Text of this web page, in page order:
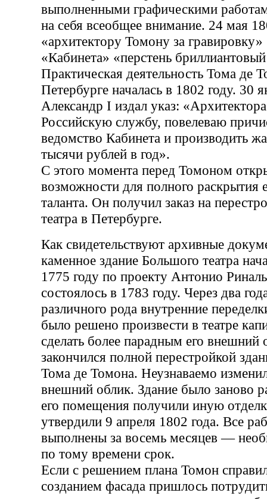
выполненными графическими
на себя всеобщее внимание. 24 мая
«архитектору Томону за
«Кабинета» «перстень
Практическая деятельность Тома де
Петербурге началась в 1802 году. 30
Александр I издал указ:
Российскую службу, повелеваю
ведомство Кабинета и производить
тысячи рублей в год».
С этого момента перед Томоном
возможности для полного раскрытия
таланта. Он получил заказ на
театра в Петербурге.
Как свидетельствуют архивные
каменное здание Большого театра
1775 году по проекту Антонио
состоялось в 1783 году. Через два
различного рода внутренние
было решено произвести в театре
сделать более парадным его внешний
закончился полной перестройкой
Тома де Томона. Неузнаваемо
внешний облик. Здание было заново
его помещения получили иную
утвердили 9 апреля 1802 года. Все
выполнены за восемь месяцев —
по тому времени срок.
Если с решением плана Томон
созданием фасада пришлось